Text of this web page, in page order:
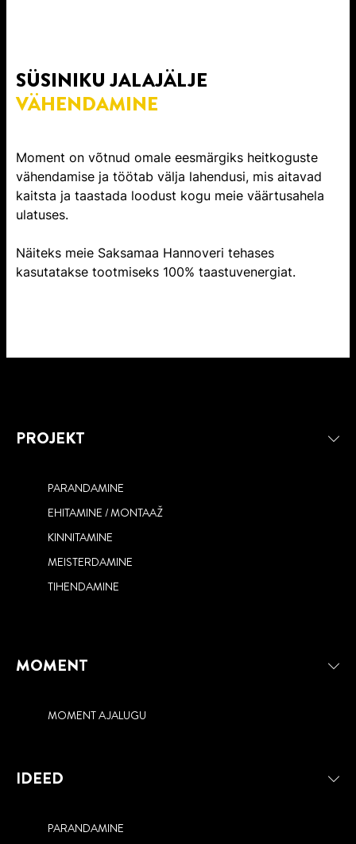
SÜSINIKU JALAJÄLJE
VÄHENDAMINE
Moment on võtnud omale eesmärgiks heitkoguste
vähendamise ja töötab välja lahendusi, mis aitavad
kaitsta ja taastada loodust kogu meie väärtusahela
ulatuses.
Näiteks meie Saksamaa Hannoveri tehases
kasutatakse tootmiseks 100% taastuvenergiat.
PROJEKT
PARANDAMINE
EHITAMINE / MONTAAŽ
KINNITAMINE
MEISTERDAMINE
TIHENDAMINE
MOMENT
MOMENT AJALUGU
IDEED
PARANDAMINE